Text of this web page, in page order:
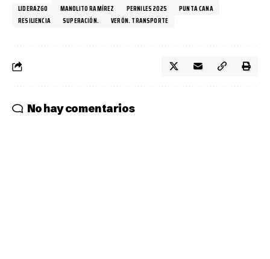
LIDERAZGO
MANOLITO RAMÍREZ PERNILES 2025
PUNTA CANA
RESILIENCIA
SUPERACIÓN. VERÓN. TRANSPORTE
No hay comentarios